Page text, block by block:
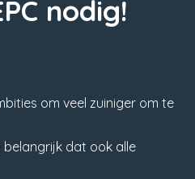
nodig!
om veel zuiniger om te
belangrijk dat ook alle